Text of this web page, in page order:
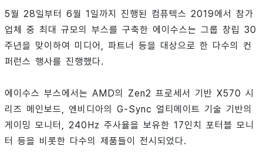
5월 28일부터 6월 1일까지 진행된 컴퓨텍스 2019에서 참가
업체 중 최대 규모의 부스를 구축한 에이수스는 그룹 창립 30
주년을 맞이하여 미디어, 파트너 등을 대상으로 한 다수의 컨
퍼런스 행사를 진행했다.
에이수스 부스에서는 AMD의 Zen2 프로세서 기반 X570 시
리즈 메인보드, 엔비디아의 G-Sync 얼티메이트 기술 기반의
게이밍 모니터, 240Hz 주사율을 보유한 17인치 포터블 모니
터 등을 비롯한 다수의 제품들이 전시되었다.